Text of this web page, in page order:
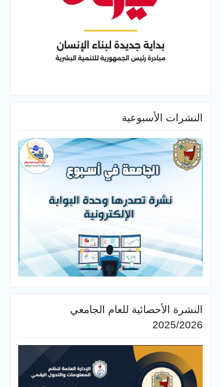
النشرات الأسبوعية
النشرة الأحصائية للعام الجامعي
2025/2026